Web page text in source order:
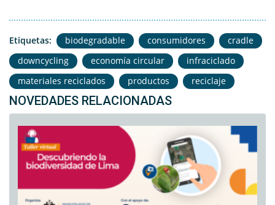
Etiquetas: biodegradable consumidores
cradle
downcycling
economía circular
infraciclado
materiales reciclados
productos reciclaje
NOVEDADES RELACIONADAS